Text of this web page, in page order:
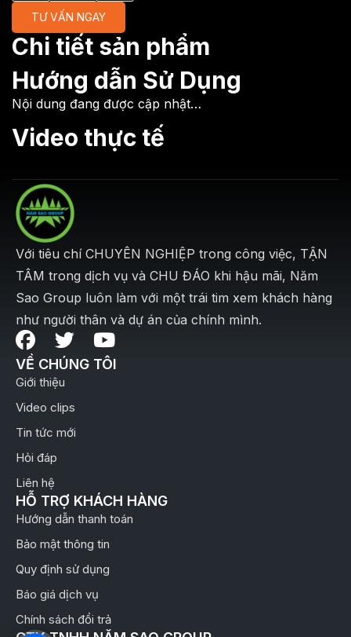
TƯ VẤN NGAY
Chi tiết sản phẩm
Hướng dẫn Sử Dụng
Nội dung đang được cập nhật…
Video thực tế
Với tiêu chí CHUYÊN NGHIỆP trong công việc, TẬN
TÂM trong dịch vụ và CHU ĐÁO khi hậu mãi, Năm
Sao Group luôn làm với một trái tim xem khách hàng
như người thân và dự án của chính mình.
VỀ CHÚNG TÔI
Giới thiệu
Video clips
Tin tức mới
Hỏi đáp
Liên hệ
HỖ TRỢ KHÁCH HÀNG
Hướng dẫn thanh toán
Bảo mật thông tin
Quy định sử dụng
Báo giá dịch vụ
Chính sách đổi trả